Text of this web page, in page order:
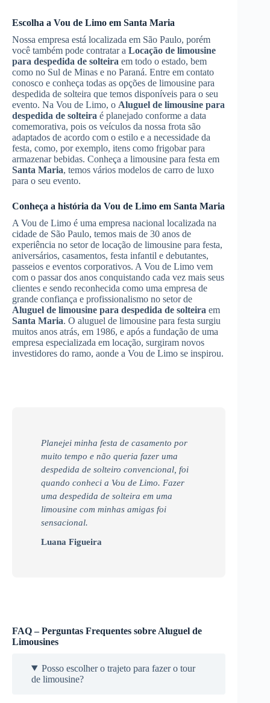
Escolha a Vou de Limo em Santa Maria
Nossa empresa está localizada em São Paulo, porém
você também pode contratar a Locação de limousine
para despedida de solteira em todo o estado, bem
como no Sul de Minas e no Paraná. Entre em contato
conosco e conheça todas as opções de limousine para
despedida de solteira que temos disponíveis para o seu
evento. Na Vou de Limo, o Aluguel de limousine para
despedida de solteira é planejado conforme a data
comemorativa, pois os veículos da nossa frota são
adaptados de acordo com o estilo e a necessidade da
festa, como, por exemplo, itens como frigobar para
armazenar bebidas. Conheça a limousine para festa em
Santa Maria, temos vários modelos de carro de luxo
para o seu evento.
Conheça a história da Vou de Limo em Santa Maria
A Vou de Limo é uma empresa nacional localizada na
cidade de São Paulo, temos mais de 30 anos de
experiência no setor de locação de limousine para festa,
aniversários, casamentos, festa infantil e debutantes,
passeios e eventos corporativos. A Vou de Limo vem
com o passar dos anos conquistando cada vez mais seus
clientes e sendo reconhecida como uma empresa de
grande confiança e profissionalismo no setor de
Aluguel de limousine para despedida de solteira em
Santa Maria. O aluguel de limousine para festa surgiu
muitos anos atrás, em 1986, e após a fundação de uma
empresa especializada em locação, surgiram novos
investidores do ramo, aonde a Vou de Limo se inspirou.
Planejei minha festa de casamento por
muito tempo e não queria fazer uma
despedida de solteiro convencional, foi
quando conheci a Vou de Limo. Fazer
uma despedida de solteira em uma
limousine com minhas amigas foi
sensacional.
Luana Figueira
FAQ – Perguntas Frequentes sobre Aluguel de
Limousines
Posso escolher o trajeto para fazer o tour
de limousine?